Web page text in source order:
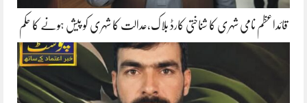
قائداعظم نامی شہری کا شناختی کارڈ بلاک،عدالت کا شہری کو پیش ہونے کا حکم